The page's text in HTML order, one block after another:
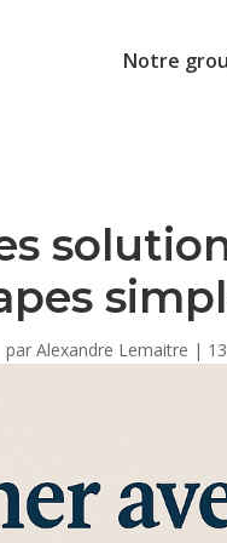
Notre
par Alexandre Lemaitre |